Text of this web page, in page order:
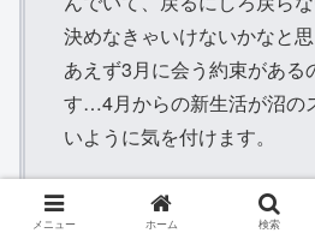
決めなきゃいけないかなと
あえず3月に会う約束がある
す…4月からの新生活が沼の
いように気を付けます。
メニュー ホーム 検索